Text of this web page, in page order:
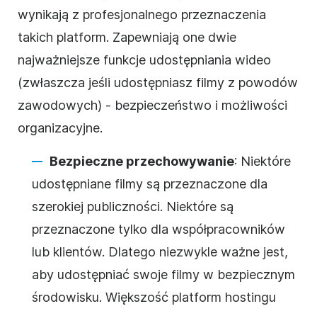
wynikają z profesjonalnego przeznaczenia
takich platform. Zapewniają one dwie
najważniejsze funkcje udostępniania wideo
(zwłaszcza jeśli udostępniasz filmy z powodów
zawodowych) - bezpieczeństwo i możliwości
organizacyjne.
Bezpieczne przechowywanie: Niektóre
udostępniane filmy są przeznaczone dla
szerokiej publiczności. Niektóre są
przeznaczone tylko dla współpracowników
lub klientów. Dlatego niezwykle ważne jest,
aby udostępniać swoje filmy w bezpiecznym
środowisku. Większość platform hostingu